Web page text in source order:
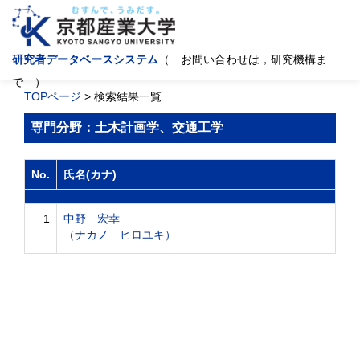
研究者データベースシステム （ お問い合わせは，研究機構ま
で ）
TOPページ > 検索結果一覧
専門分野：土木計画学、交通工学
No. 氏名(カナ)
1
中野 宏幸
（ナカノ ヒロユキ）